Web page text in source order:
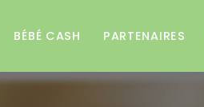
BÉBÉ CASH PARTENAIRES